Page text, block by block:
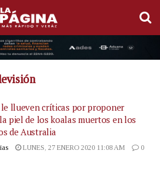
llueven críticas por proponer
piel de los koalas muertos en los
de Australia
LUNES, 27 ENERO 2020 11:08 AM 0